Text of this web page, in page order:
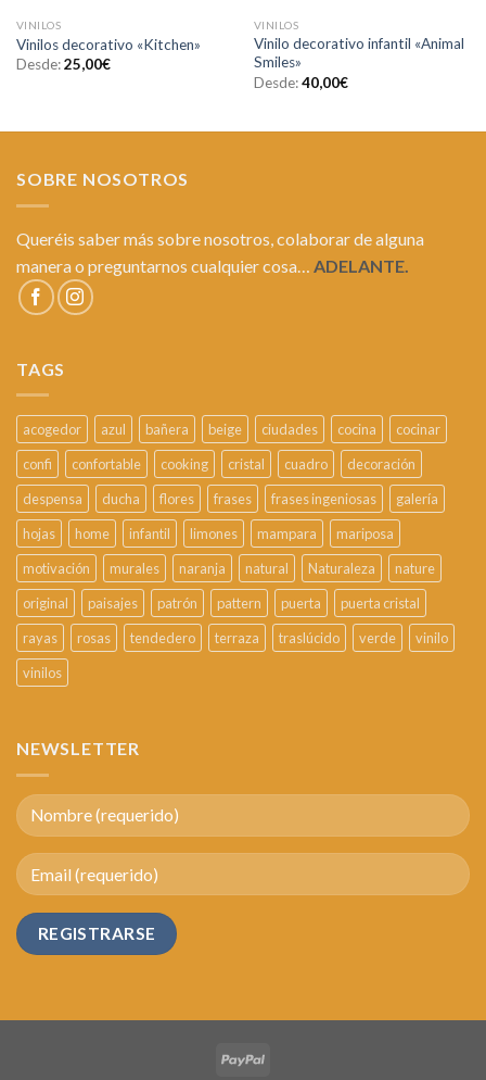
VINILOS
Vinilos decorativo «Kitchen»
Desde:25,00€
VINILOS
Vinilo decorativo infantil «Animal
Smiles»
Desde:40,00€
SOBRE NOSOTROS
Queréis saber más sobre nosotros, colaborar de alguna
manera o preguntarnos cualquier cosa…
ADELANTE.
TAGS
acogedor azul bañera beige ciudades cocina
cocinar
confi
confortable cooking cristal cuadro
decoración
despensa
ducha flores frases frases ingeniosas
galería
hojas
home infantil limones mampara
mariposa
motivación
murales naranja natural Naturaleza
nature
original
paisajes patrón pattern puerta
puerta cristal
rayas
rosas tendedero terraza traslúcido verde
vinilo
vinilos
NEWSLETTER